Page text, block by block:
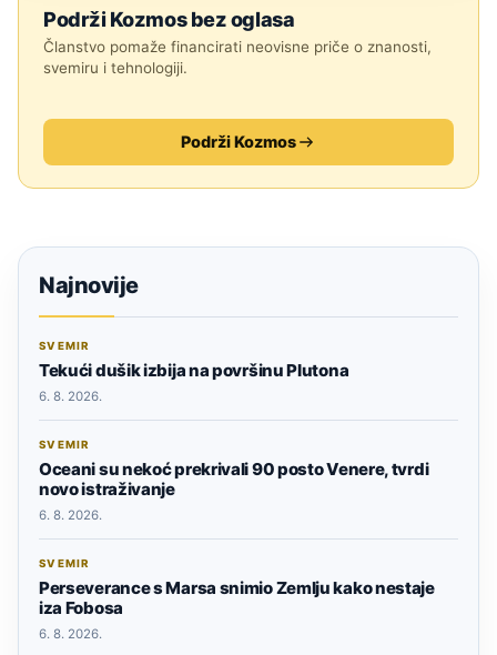
Podrži Kozmos bez oglasa
Članstvo pomaže financirati neovisne priče o znanosti,
svemiru i tehnologiji.
Podrži Kozmos
Najnovije
SVEMIR
Tekući dušik izbija na površinu Plutona
6. 8. 2026.
SVEMIR
Oceani su nekoć prekrivali 90 posto Venere, tvrdi
novo istraživanje
6. 8. 2026.
SVEMIR
Perseverance s Marsa snimio Zemlju kako nestaje
iza Fobosa
6. 8. 2026.